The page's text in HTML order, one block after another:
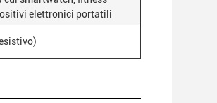
elettronici portatili